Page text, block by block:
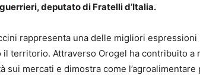
deputato di Fratelli d’Italia.
rappresenta una delle migliori
il territorio. Attraverso Orogel ha contribuito
sui mercati e dimostra come